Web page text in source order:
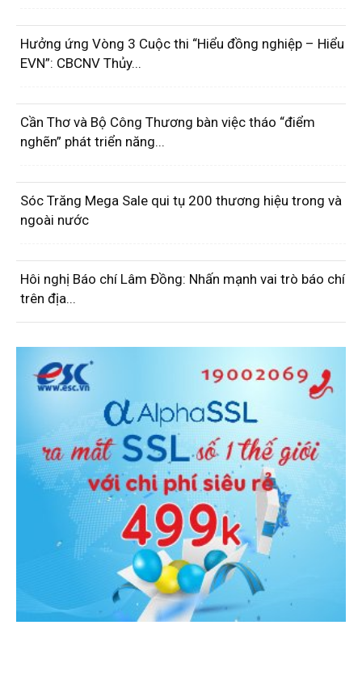
Hưởng ứng Vòng 3 Cuộc thi “Hiểu đồng nghiệp – Hiểu
EVN”: CBCNV Thủy...
Cần Thơ và Bộ Công Thương bàn việc tháo “điểm
nghẽn” phát triển năng...
Sóc Trăng Mega Sale qui tụ 200 thương hiệu trong và
ngoài nước
Hôi nghị Báo chí Lâm Đồng: Nhấn mạnh vai trò báo chí
trên địa...